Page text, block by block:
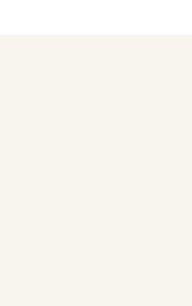
longo praa 16 alimentos